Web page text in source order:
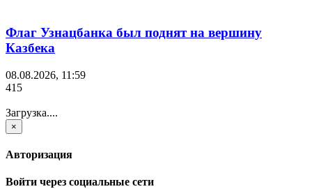
Флаг Узнацбанка был поднят на вершину
Казбека
08.08.2026, 11:59
415
Загрузка....
×
Авторизация
Войти через социальные сети